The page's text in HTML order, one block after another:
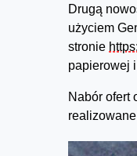
Drugą
użyciem
stronie
papierowej
Nabór ofert